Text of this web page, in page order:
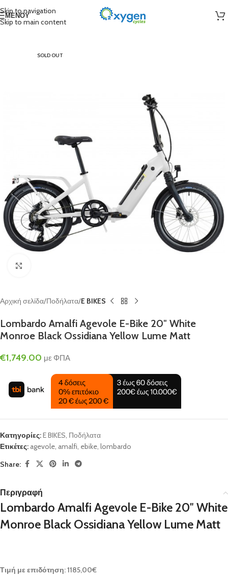
Skip to navigation
Skip to main content
ΜΕΝΟΎ
SOLD OUT
Αρχική σελίδα Ποδήλατα E BIKES
Lombardo Amalfi Agevole E-Bike 20″ White
Monroe Black Ossidiana Yellow Lume Matt
€1,749.00 με ΦΠΑ
Κατηγορίες:E BIKES, Ποδήλατα
Ετικέτες: agevole, amalfi, ebike, lombardo
Share:
Περιγραφή
Lombardo Amalfi Agevole E-Bike 20″ White
Monroe Black Ossidiana Yellow Lume Matt
Τιμή με επιδότηση: 1185,00€